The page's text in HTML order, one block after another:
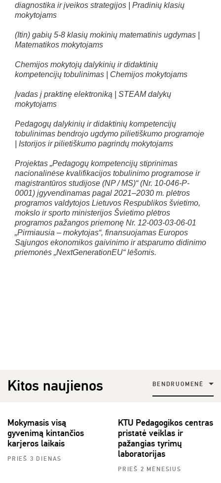
diagnostika ir įveikos strategijos | Pradinių klasių
mokytojams
(Itin) gabių 5-8 klasių mokinių matematinis ugdymas |
Matematikos mokytojams
Chemijos mokytojų dalykinių ir didaktinių
kompetencijų tobulinimas | Chemijos mokytojams
Įvadas į praktinę elektroniką | STEAM dalykų
mokytojams
Pedagogų dalykinių ir didaktinių kompetencijų
tobulinimas bendrojo ugdymo pilietiškumo programoje
| Istorijos ir pilietiškumo pagrindų mokytojams
Projektas „Pedagogų kompetencijų stiprinimas
nacionalinėse kvalifikacijos tobulinimo programose ir
magistrantūros studijose (NP / MS)“ (Nr. 10-046-P-
0001) įgyvendinamas pagal 2021–2030 m. plėtros
programos valdytojos Lietuvos Respublikos švietimo,
mokslo ir sporto ministerijos Švietimo plėtros
programos pažangos priemonę Nr. 12-003-03-06-01
„Pirmiausia – mokytojas“, finansuojamas Europos
Sąjungos ekonomikos gaivinimo ir atsparumo didinimo
priemonės „NextGenerationEU“ lėšomis.
Kitos naujienos BENDRUOMENĖ
Mokymasis visą
gyvenimą kintančios
karjeros laikais
PRIEŠ 3 DIENAS
KTU Pedagogikos centras
pristatė veiklas ir
pažangias tyrimų
laboratorijas
PRIEŠ 2 MĖNESIUS